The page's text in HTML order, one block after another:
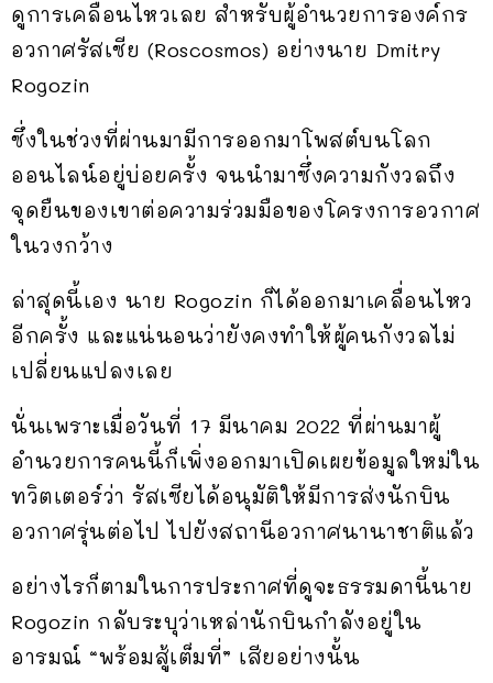
ดูการเคลื่อนไหวเลย สำหรับผู้อำนวยการองค์กร
อวกาศรัสเซีย (Roscosmos) อย่างนาย Dmitry
Rogozin
ซึ่งในช่วงที่ผ่านมามีการออกมาโพสต์บนโลก
ออนไลน์อยู่บ่อยครั้ง จนนำมาซึ่งความกังวลถึง
จุดยืนของเขาต่อความร่วมมือของโครงการอวกาศ
ในวงกว้าง
ล่าสุดนี้เอง นาย Rogozin ก็ได้ออกมาเคลื่อนไหว
อีกครั้ง และแน่นอนว่ายังคงทำให้ผู้คนกังวลไม่
เปลี่ยนแปลงเลย
นั่นเพราะเมื่อวันที่ 17 มีนาคม 2022 ที่ผ่านมาผู้
อำนวยการคนนี้ก็เพิ่งออกมาเปิดเผยข้อมูลใหม่ใน
ทวิตเตอร์ว่า รัสเซียได้อนุมัติให้มีการส่งนักบิน
อวกาศรุ่นต่อไป ไปยังสถานีอวกาศนานาชาติแล้ว
อย่างไรก็ตามในการประกาศที่ดูจะธรรมดานี้นาย
Rogozin กลับระบุว่าเหล่านักบินกำลังอยู่ใน
อารมณ์ “พร้อมสู้เต็มที่” เสียอย่างนั้น